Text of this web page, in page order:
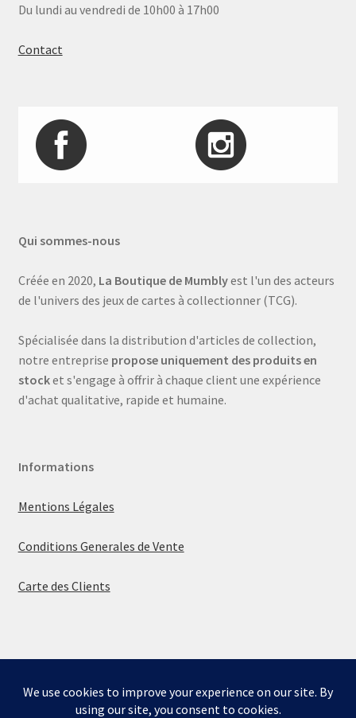
Bienvenue sur la boutique de Mumbly - Cartes de
Du lundi au vendredi de 10h00 à 17h00
Contact
Qui sommes-nous
Créée en 2020, La Boutique de Mumblyest l'un des acteurs
de l'univers des jeux de cartes à collectionner (TCG).
Spécialisée dans la distribution d'articles de collection,
notre entreprise propose uniquement des produits en
stocket s'engage à offrir à chaque client une expérience
d'achat qualitative, rapide et humaine.
Informations
Mentions Légales
Conditions Generales de Vente
Carte des Clients
© La boutique de Mumbly 2026
Built with WooCommerce.